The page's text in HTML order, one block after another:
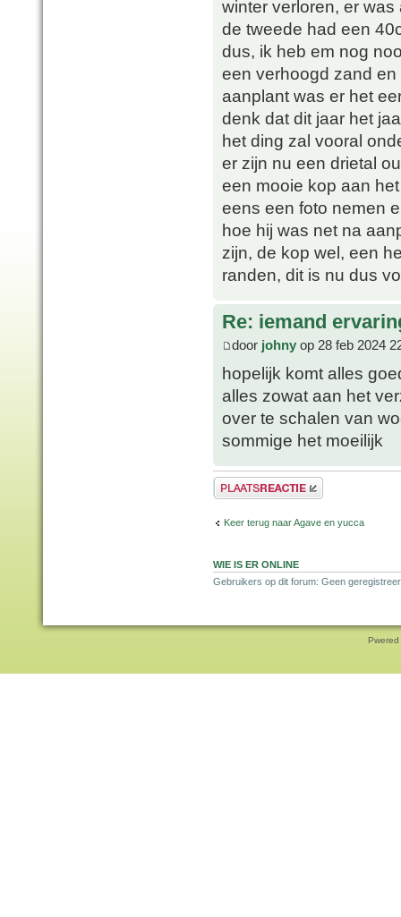
winter verloren, er
de tweede had een
dus, ik heb em nog
een verhoogd zand
aanplant was er het
denk dat dit jaar het
het ding zal vooral
er zijn nu een drietal
een mooie kop aan
eens een foto nemen
hoe hij was net na
zijn, de kop wel, een
randen, dit is nu dus
Re: iemand
door johny op 28 feb 2024
hopelijk komt alles
alles zowat aan het
over te schalen van
sommige het moeilijk
Plaats een reactie
Keer terug naar Agave en yucca
WIE IS ER ONLINE
Gebruikers op dit forum: Geen